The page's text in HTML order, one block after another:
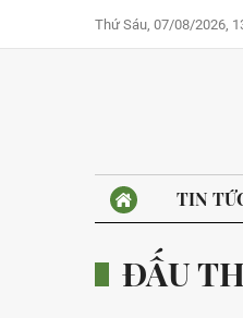
Thứ Sáu, 07/08/2026,
TIN
ĐẤU